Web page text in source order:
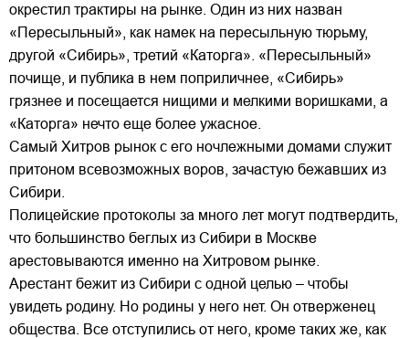
окрестил трактиры на рынке. Один из них назван
«Пересыльный», как намек на пересыльную тюрьму,
другой «Сибирь», третий «Каторга». «Пересыльный»
почище, и публика в нем поприличнее, «Сибирь»
грязнее и посещается нищими и мелкими воришками, а
«Каторга» нечто еще более ужасное.
Самый Хитров рынок с его ночлежными домами служит
притоном всевозможных воров, зачастую бежавших из
Сибири.
Полицейские протоколы за много лет могут подтвердить,
что большинство беглых из Сибири в Москве
арестовываются именно на Хитровом рынке.
Арестант бежит из Сибири с одной целью – чтобы
увидеть родину. Но родины у него нет. Он отверженец
общества. Все отступились от него, кроме таких же, как